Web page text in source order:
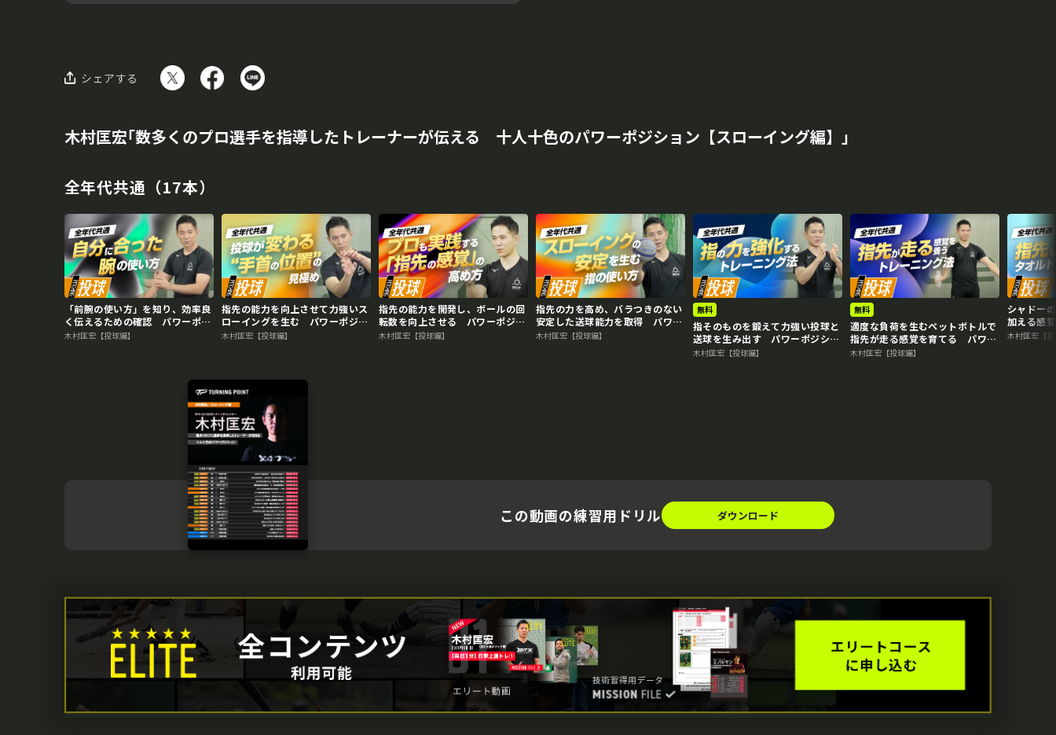
シェアする
木村匡宏｢数多くのプロ選手を指導したトレーナーが伝える 十人十色のパワーポジション【スローイング編】｣
全年代共通（17本）
「前腕の使い方」を知り、効率良
く伝えるための確認 パワーポジ
ションの専門家のスキル向上法
木村匡宏【投球編】
指先の能力を向上させて力強いス
ローイングを生む パワーポジシ
ョンの専門家のスキル向上法
木村匡宏【投球編】
指先の能力を開発し、ボールの回
転数を向上させる パワーポジシ
ョンの専門家のスキル向上法
木村匡宏【投球編】
指先の力を高め、バラつきのない
安定した送球能力を取得 パワー
ポジションの専門家のスキル向上
木村匡宏【投球編】
無料
指そのものを鍛えて力強い投球と
送球を生み出す パワーポジショ
ンの専門家のスキル向上法
木村匡宏【投球編】
無料
適度な負荷を生むペットボトルで
指先が走る感覚を育てる パワー
ポジションの専門家のスキル向上
木村匡宏【投球編】
シャドー
加える感
ョンの専
木村匡宏【
この動画の練習用ドリル ダウンロード